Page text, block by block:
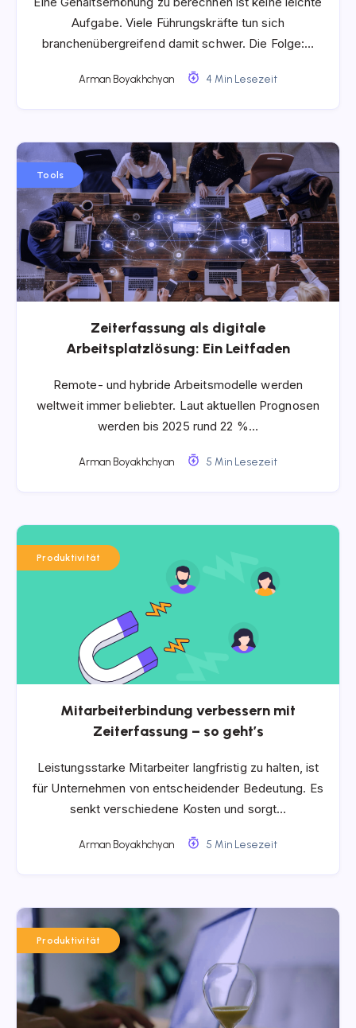
Aufgabe. Viele Führungskräfte tun sich
branchenübergreifend damit schwer. Die Folge:…
Arman Boyakhchyan 4 Min Lesezeit
Tools
Zeiterfassung als digitale
Arbeitsplatzlösung: Ein Leitfaden
Remote- und hybride Arbeitsmodelle werden
weltweit immer beliebter. Laut aktuellen Prognosen
werden bis 2025 rund 22 %…
Arman Boyakhchyan 5 Min Lesezeit
Produktivität
Mitarbeiterbindung verbessern mit
Zeiterfassung – so geht’s
Leistungsstarke Mitarbeiter langfristig zu halten, ist
für Unternehmen von entscheidender Bedeutung. Es
senkt verschiedene Kosten und sorgt…
Arman Boyakhchyan 5 Min Lesezeit
Produktivität